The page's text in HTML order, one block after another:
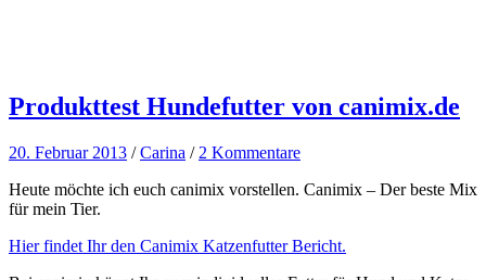
Produkttest Hundefutter von canimix.de
20. Februar 2013 /Carina / 2 Kommentare
Heute möchte ich euch canimix vorstellen. Canimix – Der beste Mix
für mein Tier.
Hier findet Ihr den Canimix Katzenfutter Bericht.